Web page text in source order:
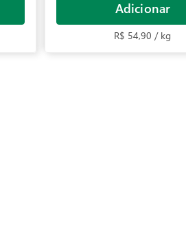
Adicionar
R$ 54,90 / kg